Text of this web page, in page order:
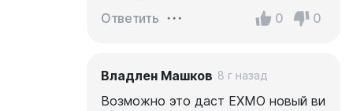
Ответить
0 0
Владлен Машков 8 г назад
Возможно это даст EXMO новый ви